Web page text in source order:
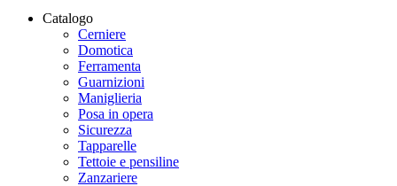
Catalogo
Cerniere
Domotica
Ferramenta
Guarnizioni
Maniglieria
Posa in opera
Sicurezza
Tapparelle
Tettoie e pensiline
Zanzariere